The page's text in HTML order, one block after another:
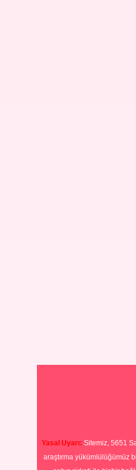
Yasal Uyarı: Sitemiz, 5651
araştırma yükümlülüğümüz